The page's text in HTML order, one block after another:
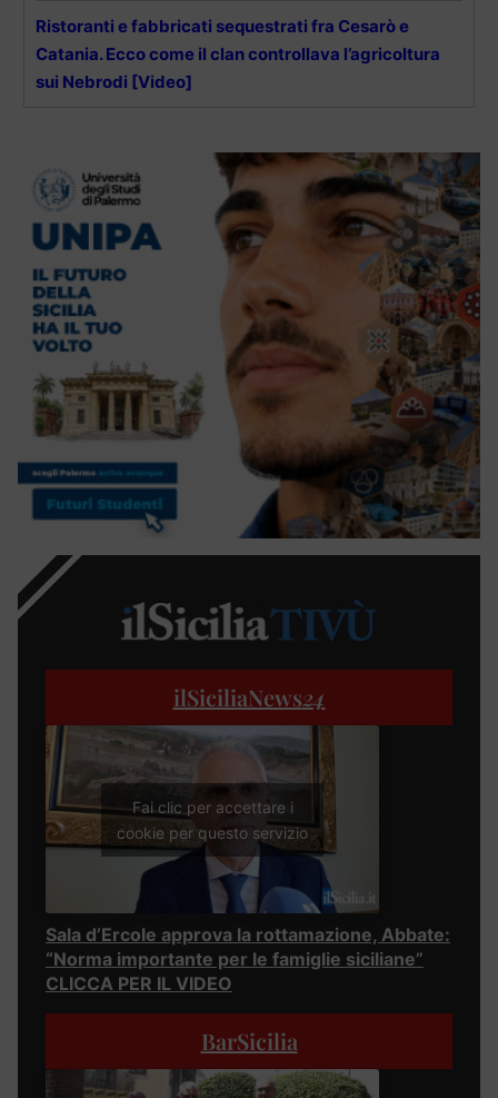
Ristoranti e fabbricati sequestrati fra Cesarò e
Catania. Ecco come il clan controllava l’agricoltura
sui Nebrodi [Video]
ilSiciliaNews24
Fai clic per accettare i
cookie per questo servizio
Sala d’Ercole approva la rottamazione, Abbate:
“Norma importante per le famiglie siciliane”
CLICCA PER IL VIDEO
BarSicilia